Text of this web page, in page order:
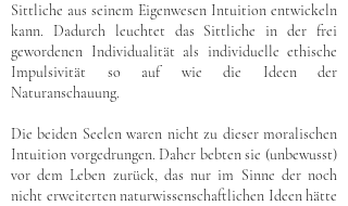
Sittliche aus seinem Eigenwesen Intuition entwickeln
kann. Dadurch leuchtet das Sittliche in der frei
gewordenen Individualität als individuelle ethische
Impulsivität so auf wie die Ideen der
Naturanschauung.
Die beiden Seelen waren nicht zu dieser moralischen
Intuition vorgedrungen. Daher bebten sie (unbewusst)
vor dem Leben zurück, das nur im Sinne der noch
nicht erweiterten naturwissenschaftlichen Ideen hätte